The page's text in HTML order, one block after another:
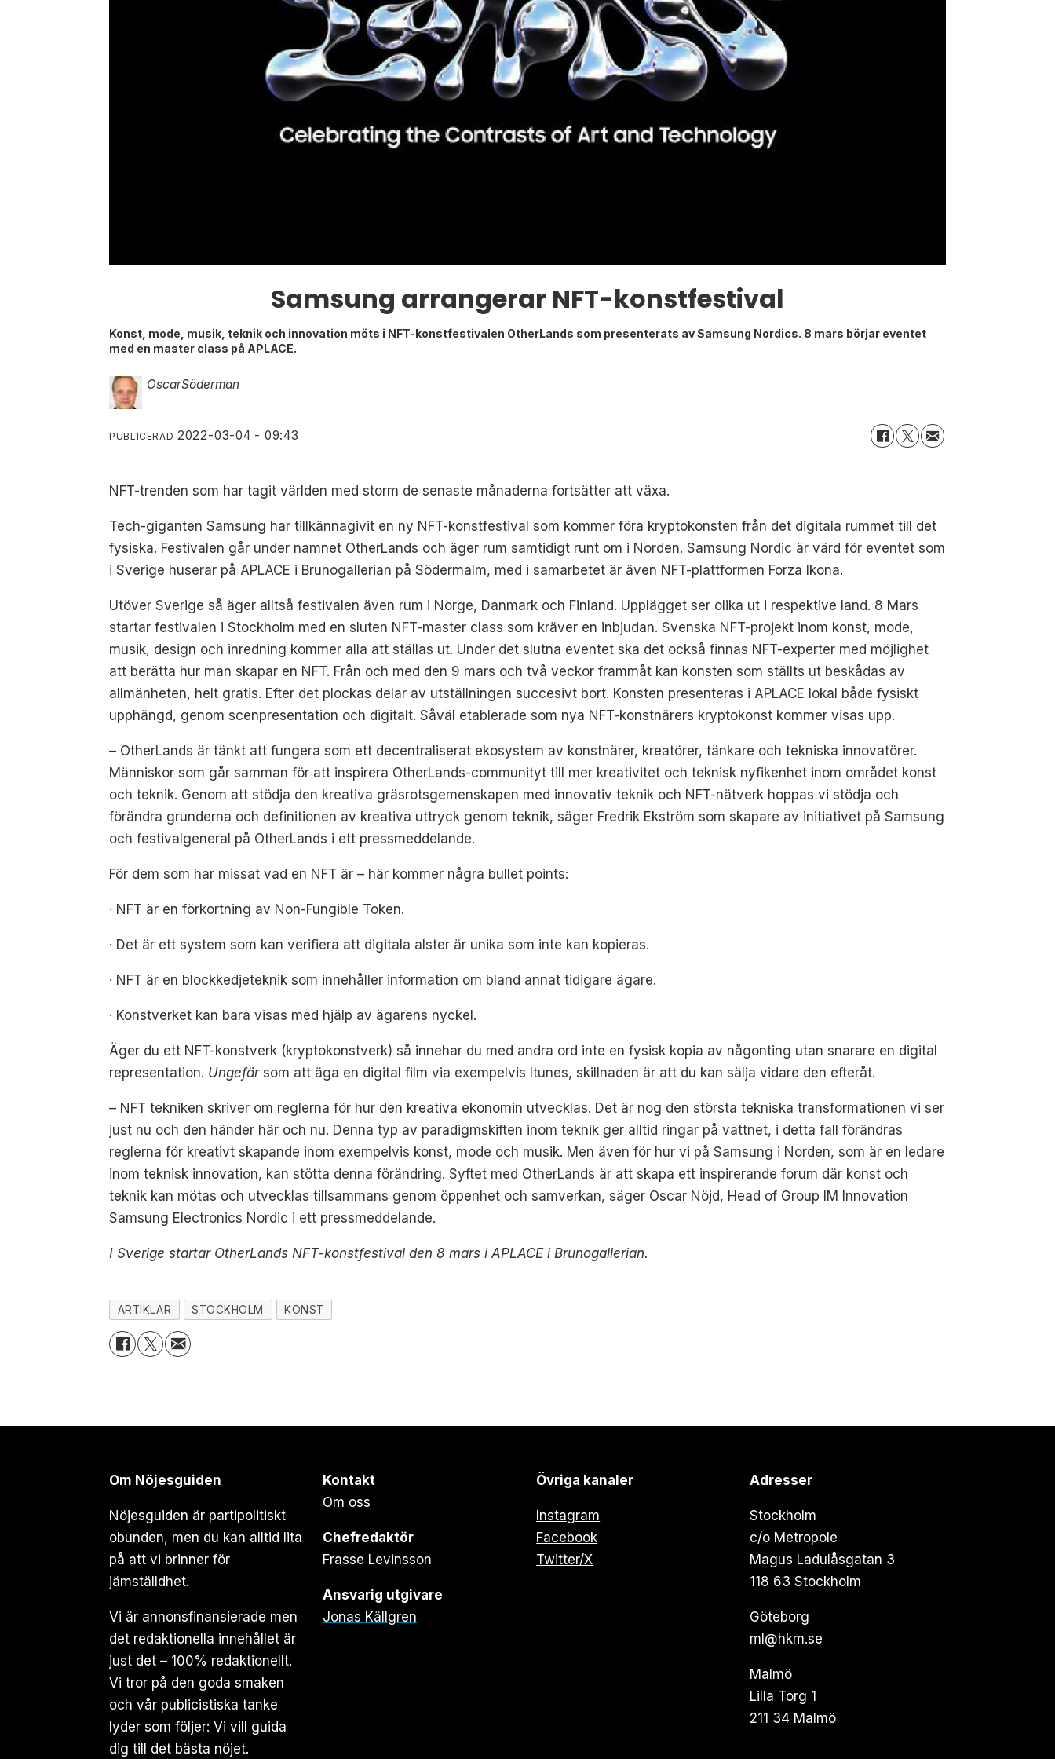
Samsung arrangerar NFT-konstfestival
Konst, mode, musik, teknik och innovation möts i NFT-konstfestivalen OtherLands som presenterats av Samsung Nordics. 8 mars börjar eventet
med en master class på APLACE.
OscarSöderman
PUBLICERAD 2022-03-04 - 09:43
NFT-trenden som har tagit världen med storm de senaste månaderna fortsätter att växa.
Tech-giganten Samsung har tillkännagivit en ny NFT-konstfestival som kommer föra kryptokonsten från det digitala rummet till det
fysiska. Festivalen går under namnet OtherLands och äger rum samtidigt runt om i Norden. Samsung Nordic är värd för eventet som
i Sverige huserar på APLACE i Brunogallerian på Södermalm, med i samarbetet är även NFT-plattformen Forza Ikona.
Utöver Sverige så äger alltså festivalen även rum i Norge, Danmark och Finland. Upplägget ser olika ut i respektive land. 8 Mars
startar festivalen i Stockholm med en sluten NFT-master class som kräver en inbjudan. Svenska NFT-projekt inom konst, mode,
musik, design och inredning kommer alla att ställas ut. Under det slutna eventet ska det också finnas NFT-experter med möjlighet
att berätta hur man skapar en NFT. Från och med den 9 mars och två veckor frammåt kan konsten som ställts ut beskådas av
allmänheten, helt gratis. Efter det plockas delar av utställningen succesivt bort. Konsten presenteras i APLACE lokal både fysiskt
upphängd, genom scenpresentation och digitalt. Såväl etablerade som nya NFT-konstnärers kryptokonst kommer visas upp.
– OtherLands är tänkt att fungera som ett decentraliserat ekosystem av konstnärer, kreatörer, tänkare och tekniska innovatörer.
Människor som går samman för att inspirera OtherLands-communityt till mer kreativitet och teknisk nyfikenhet inom området konst
och teknik. Genom att stödja den kreativa gräsrotsgemenskapen med innovativ teknik och NFT-nätverk hoppas vi stödja och
förändra grunderna och definitionen av kreativa uttryck genom teknik, säger Fredrik Ekström som skapare av initiativet på Samsung
och festivalgeneral på OtherLands i ett pressmeddelande.
För dem som har missat vad en NFT är ­– här kommer några bullet points:
· NFT är en förkortning av Non-Fungible Token.
· Det är ett system som kan verifiera att digitala alster är unika som inte kan kopieras.
· NFT är en blockkedjeteknik som innehåller information om bland annat tidigare ägare.
· Konstverket kan bara visas med hjälp av ägarens nyckel.
Äger du ett NFT-konstverk (kryptokonstverk) så innehar du med andra ord inte en fysisk kopia av någonting utan snarare en digital
representation. Ungefärsom att äga en digital film via exempelvis Itunes, skillnaden är att du kan sälja vidare den efteråt.
– NFT tekniken skriver om reglerna för hur den kreativa ekonomin utvecklas. Det är nog den största tekniska transformationen vi ser
just nu och den händer här och nu. Denna typ av paradigmskiften inom teknik ger alltid ringar på vattnet, i detta fall förändras
reglerna för kreativt skapande inom exempelvis konst, mode och musik. Men även för hur vi på Samsung i Norden, som är en ledare
inom teknisk innovation, kan stötta denna förändring. Syftet med OtherLands är att skapa ett inspirerande forum där konst och
teknik kan mötas och utvecklas tillsammans genom öppenhet och samverkan, säger Oscar Nöjd, Head of Group IM Innovation
Samsung Electronics Nordic i ett pressmeddelande.
I Sverige startar OtherLands NFT-konstfestival den 8 mars i APLACE i Brunogallerian.
ARTIKLAR STOCKHOLM KONST
Om Nöjesguiden
Nöjesguiden är partipolitiskt
obunden, men du kan alltid lita
på att vi brinner för
jämställdhet.
Vi är annonsfinansierade men
det redaktionella innehållet är
just det – 100% redaktionellt.
Vi tror på den goda smaken
och vår publicistiska tanke
lyder som följer: Vi vill guida
dig till det bästa nöjet.
Kontakt
Om oss
Chefredaktör
Frasse Levinsson
Ansvarig utgivare
Jonas Källgren
Övriga kanaler
Instagram
Facebook
Twitter/X
Adresser
Stockholm
c/o Metropole
Magus Ladulåsgatan 3
118 63 Stockholm
Göteborg
ml@hkm.se
Malmö
Lilla Torg 1
211 34 Malmö